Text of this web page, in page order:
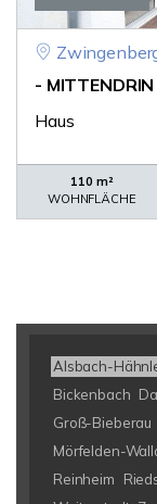
-
Haus
110 m²
WOHNFLÄCHE
Alsbach-
Bickenbach
Groß-Bieberau
Mörfelden-
Reinheim